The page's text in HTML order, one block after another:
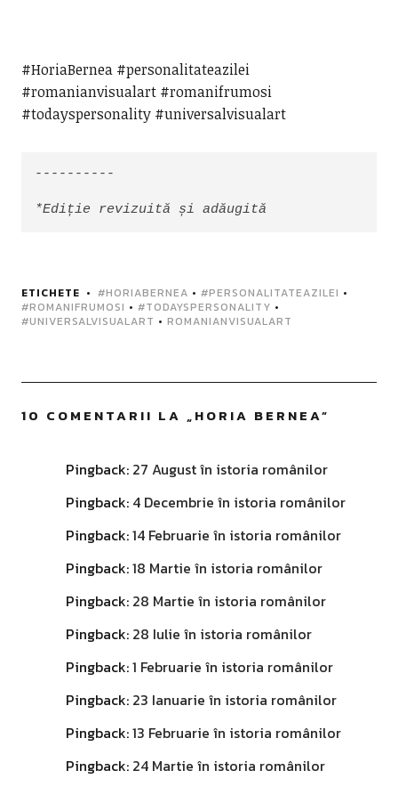
#HoriaBernea #personalitateazilei
#romanianvisualart #romanifrumosi
#todayspersonality #universalvisualart
----------
*Ediție revizuită și adăugită
ETICHETE #HORIABERNEA • #PERSONALITATEAZILEI •
#ROMANIFRUMOSI • #TODAYSPERSONALITY •
#UNIVERSALVISUALART • ROMANIANVISUALART
10 COMENTARII LA „HORIA BERNEA”
Pingback: 27 August în istoria românilor
Pingback: 4 Decembrie în istoria românilor
Pingback:14 Februarie în istoria românilor
Pingback:18 Martie în istoria românilor
Pingback: 28 Martie în istoria românilor
Pingback: 28 Iulie în istoria românilor
Pingback:1 Februarie în istoria românilor
Pingback: 23 Ianuarie în istoria românilor
Pingback:13 Februarie în istoria românilor
Pingback: 24 Martie în istoria românilor